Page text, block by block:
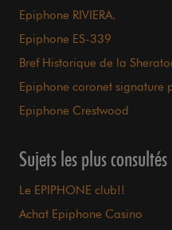
Epiphone RIVIERA.
Epiphone ES-339
Bref Historique de la
Epiphone coronet signature
Epiphone Crestwood
Sujets les plus consultés
Le EPIPHONE club!!
Achat Epiphone Casino